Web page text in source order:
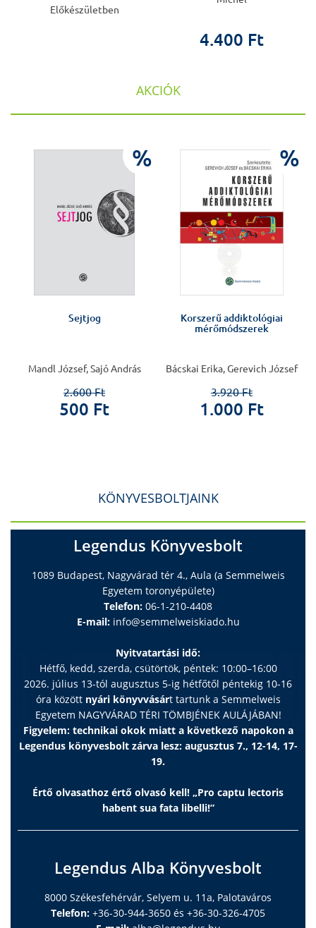
Előkészületben
4.400 Ft
AKCIÓK
%
Sejtjog
Mandl József, Sajó András
2.600 Ft
500 Ft
%
Korszerű addiktológiai
mérőmódszerek
Bácskai Erika, Gerevich József
3.920 Ft
1.000 Ft
KÖNYVESBOLTJAINK
Legendus Könyvesbolt
1089 Budapest, Nagyvárad tér 4., Aula (a Semmelweis
Egyetem toronyépülete)
Telefon: 06-1-210-4408
E-mail: info@semmelweiskiado.hu
Nyitvatartási idő:
Hétfő, kedd, szerda, csütörtök, péntek: 10:00–16:00
2026. július 13-tól augusztus 5-ig hétfőtől péntekig 10-16
óra között nyári könyvvásárt tartunk a Semmelweis
Egyetem NAGYVÁRAD TÉRI TÖMBJÉNEK AULÁJÁBAN!
Figyelem: technikai okok miatt a következő napokon a
Legendus könyvesbolt zárva lesz: augusztus 7., 12-14, 17-
19.
Értő olvasathoz értő olvasó kell! „Pro captu lectoris
habent sua fata libelli!”
Legendus Alba Könyvesbolt
8000 Székesfehérvár, Selyem u. 11a, Palotaváros
Telefon: +36-30-944-3650 és +36-30-326-4705